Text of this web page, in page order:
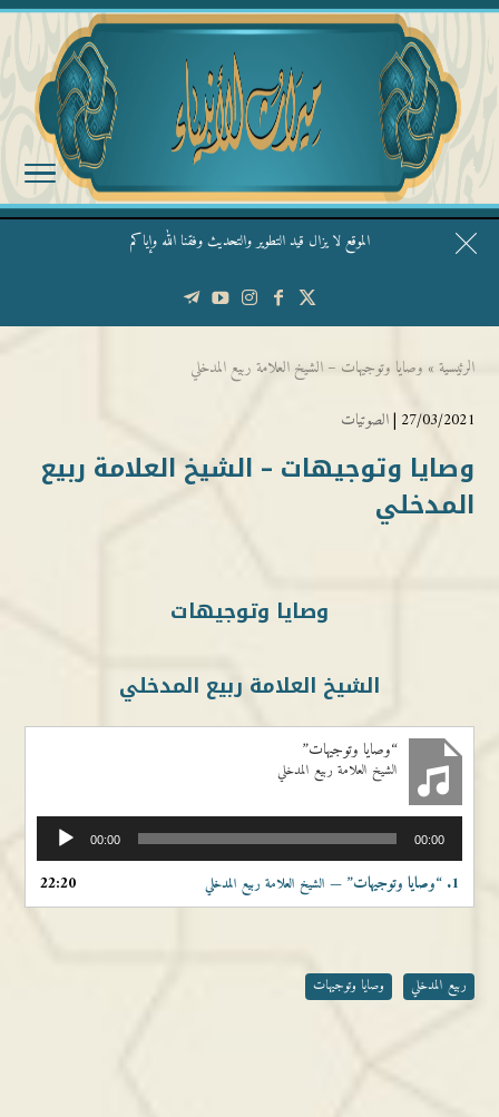
الموقع لا يزال قيد التطوير والتحديث وفقنا الله وإياكم
قال الشيخ ربيع وفقه الله: نحن ليس عندنا تقديس الأشخاص
الرئيسية » وصايا وتوجيهات – الشيخ العلامة ربيع المدخلي
27/03/2021 | الصوتيات
وصايا وتوجيهات – الشيخ العلامة ربيع
المدخلي
وصايا وتوجيهات
الشيخ العلامة ربيع المدخلي
“وصايا وتوجيهات”
الشيخ العلامة ربيع المدخلي
الصوت
00:00 00:00
1. “وصايا وتوجيهات” — الشيخ العلامة ربيع المدخلي 22:20
ربيع المدخلي وصايا وتوجيهات